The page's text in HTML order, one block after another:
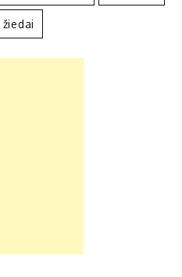
žiedai